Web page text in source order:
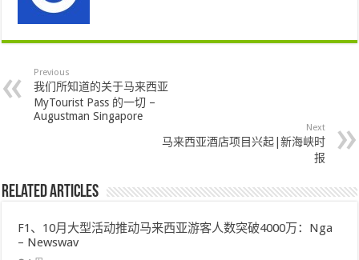
Previous
我们所知道的关于马来西亚
MyTourist Pass 的一切 –
Augustman Singapore
Next
马来西亚酒店项目兴起|新海峡时
报
Related Articles
F1、10月大型活动推动马来西亚游客人数突破4000万：Nga
– Newswav